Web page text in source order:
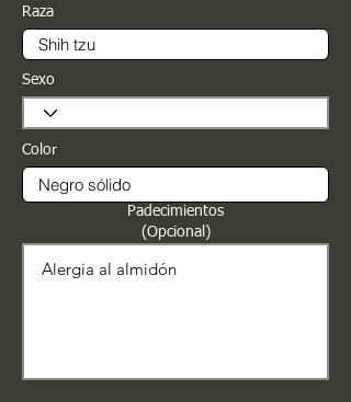
Raza
Sexo
Color
Padecimientos
(Opcional)